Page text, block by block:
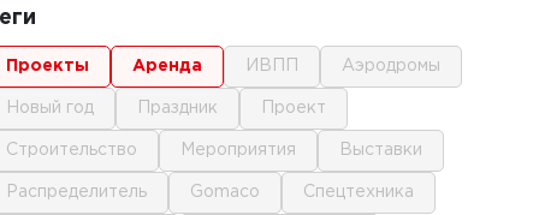
проекты аренда ИВПП аэродромы
новый год праздник проект
строительство мероприятия выставки
распределитель gomaco спецтехника